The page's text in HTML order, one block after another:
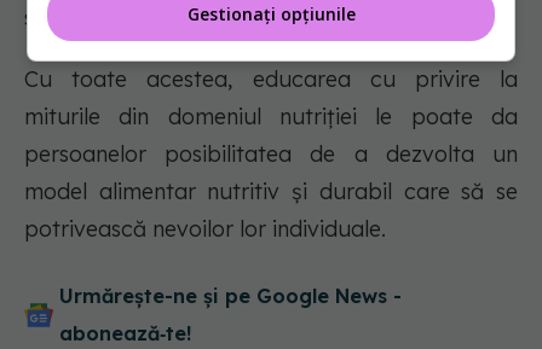
să fie deformată.
Cu toate acestea, educarea cu privire la
miturile din domeniul nutriției le poate da
persoanelor posibilitatea de a dezvolta un
model alimentar nutritiv și durabil care să se
potrivească nevoilor lor individuale.
Urmărește-ne și pe Google News -
abonează‑te!
Gestionați opțiunile